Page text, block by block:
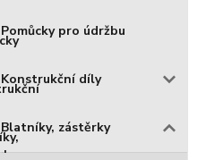
Pomůcky pro údržbu
Konstrukční díly
Blatníky, zástěrky